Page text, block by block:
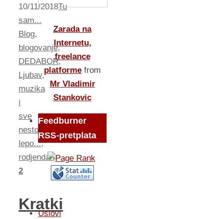
10/11/2018Tu
sam...
Blog,
blogovanje,
DEDABOR,
Ljubav,
muzika
i
sve
nesto
lepo...,
rodjendan
2
Kratki
Zarada na
Internetu,
freelance
platforme from
Mr Vladimir
Stankovic
Feedburner
RSS-pretplata
Uslovi